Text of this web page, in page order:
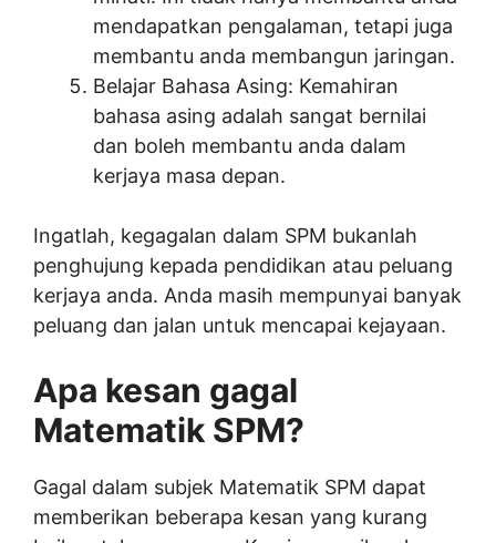
mendapatkan pengalaman, tetapi juga
membantu anda membangun jaringan.
Belajar Bahasa Asing: Kemahiran
bahasa asing adalah sangat bernilai
dan boleh membantu anda dalam
kerjaya masa depan.
Ingatlah, kegagalan dalam SPM bukanlah
penghujung kepada pendidikan atau peluang
kerjaya anda. Anda masih mempunyai banyak
peluang dan jalan untuk mencapai kejayaan.
Apa kesan gagal
Matematik SPM?
Gagal dalam subjek Matematik SPM dapat
memberikan beberapa kesan yang kurang